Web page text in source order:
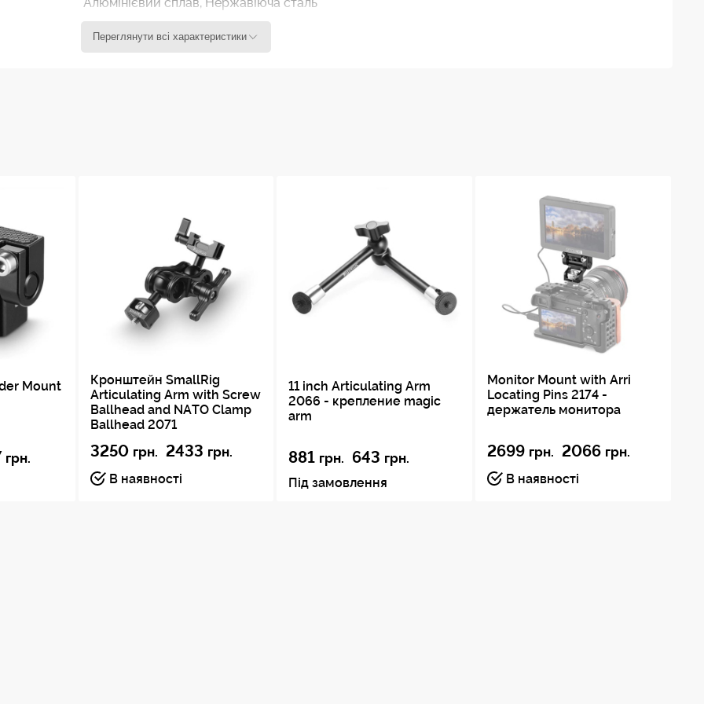
ключ допоможе максимально зафіксувати положення.
застосування додаткових інструментів передбачений гвинтовий затискач кронштейна SmallRig 2134.
варіантами кульових головок SmallRig 2133, 2134, 2211, 2114, 2108 і BUM2383.
Переглянути всі характеристики
Mount
грн.
Кронштейн SmallRig
Articulating Arm with Screw
Ballhead and NATO Clamp
Ballhead 2071
3250 грн. 2433 грн.
В наявності
11 inch Articulating Arm
2066 - крепление magic
arm
881 грн. 643 грн.
Під замовлення
Monitor Mount with Arri
Locating Pins 2174 -
держатель монитора
2699 грн. 2066 грн.
В наявності